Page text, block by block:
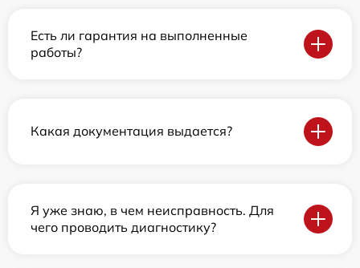
Есть ли гарантия на выполненные
работы?
Какая документация выдается?
Я уже знаю, в чем неисправность. Для
чего проводить диагностику?